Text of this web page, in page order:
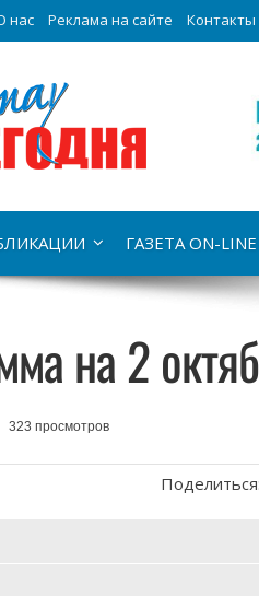
нас Реклама на сайте Контакты
ГАЗЕТА ON-LINE
на 2
323 просмотров
Поделиться: